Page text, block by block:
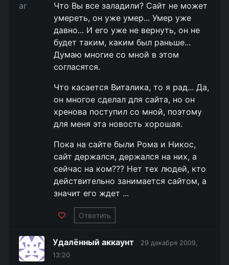
Что Вы все заладили? Сайт не может
умереть, он уже умер... Умер уже
давно... И его уже не вернуть, он не
будет таким, каким был раньше...
Думаю многие со мной в этом
согласятся.
Что касается Виталика, то я рад... Да,
он многое сделал для сайта, но он
хренова поступил со мной, поэтому
для меня эта новость хорошая.
Пока на сайте были Рома и Никос,
сайт держался, держался на них, а
сейчас на ком??? Нет тех людей, кто
действительно занимается сайтом, а
значит его ждет ...
Ответить
Удалённый аккаунт
29 декабря 2009,
13:20